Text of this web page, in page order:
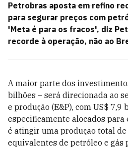
Petrobras aposta em refino
para segurar preços com
'Meta é para os fracos', diz
recorde à operação, não ao
A maior parte dos
bilhões – será direcionada ao
e produção (E&P), com US$ 7,9
especificamente alocados para
é atingir uma produção total
equivalentes de petróleo e gás